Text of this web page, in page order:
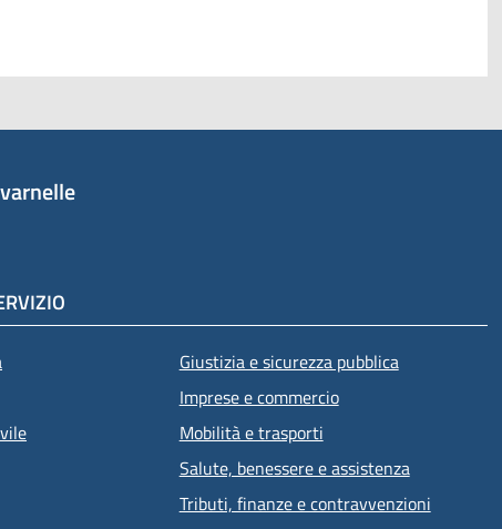
Giustizia e sicurezza pubblica
Imprese e commercio
Mobilità e trasporti
Salute, benessere e assistenza
Tributi, finanze e contravvenzioni